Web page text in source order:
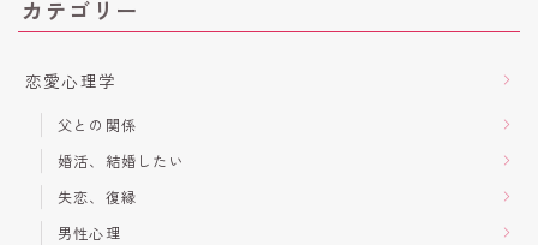
カテゴリー
恋愛心理学
父との関係
婚活、結婚したい
失恋、復縁
男性心理